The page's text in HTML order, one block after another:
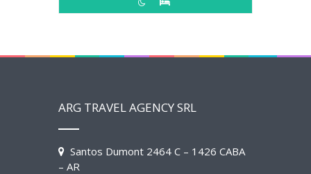
ARG TRAVEL AGENCY SRL
Santos Dumont 2464 C – 1426 CABA
– AR